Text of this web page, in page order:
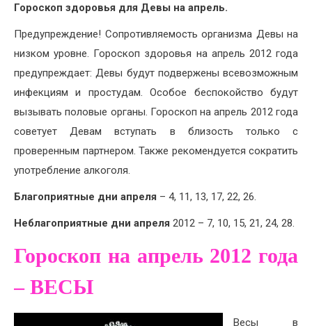
Гороскоп здоровья для Девы на апрель.
Предупреждение! Сопротивляемость организма Девы на
низком уровне. Гороскоп здоровья на апрель 2012 года
предупреждает: Девы будут подвержены всевозможным
инфекциям и простудам. Особое беспокойство будут
вызывать половые органы. Гороскоп на апрель 2012 года
советует Девам вступать в близость только с
проверенным партнером. Также рекомендуется сократить
употребление алкоголя.
Благоприятные дни апреля – 4, 11, 13, 17, 22, 26.
Неблагоприятные дни апреля 2012 – 7, 10, 15, 21, 24, 28.
Гороскоп на апрель 2012 года
– ВЕСЫ
Весы в